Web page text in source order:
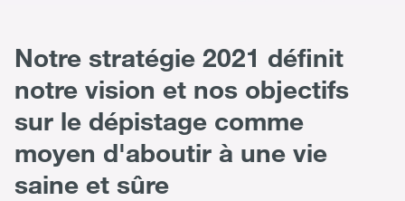
Notre stratégie 2021 définit
notre vision et nos objectifs
sur le dépistage comme
moyen d'aboutir à une vie
saine et sûre